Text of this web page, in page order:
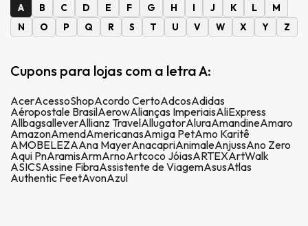
A B C D E F G H I J K L
M
N
O P Q R S T U V W X Y Z
Cupons para lojas com a letra A:
AcerAcessoShopAcordo CertoAdcosAdidas
Aéropostale BrasilAerowAlianças ImperiaisAliExpress
AllbagsalleverAllianz TravelAllugatorAluraAmandineAmaro
AmazonAmendAmericanasAmiga PetAmo Karitê
AMOBELEZAAna MayerAnacapriAnimaleAnjussAno Zero
Aqui PnAramisArmArnoArtcoco JóiasARTEXArtWalk
ASICSAssine FibraAssistente de ViagemAsusAtlas
Authentic FeetAvonAzul